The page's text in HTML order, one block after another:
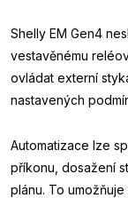
Shelly EM Gen4
vestavěnému
ovládat externí
nastavených
Automatizace lze
příkonu, dosažení
plánu. To